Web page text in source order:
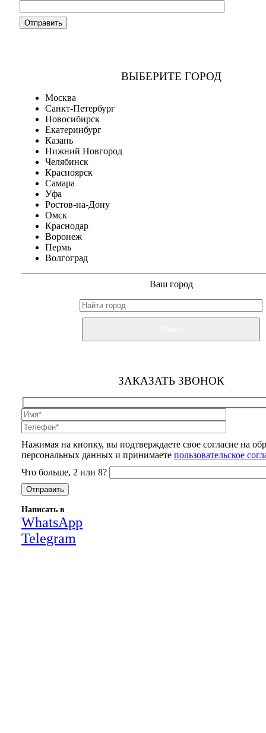
ВЫБЕРИТЕ ГОРОД
Москва
Санкт-Петербург
Новосибирск
Екатеринбург
Казань
Нижний Новгород
Челябинск
Красноярск
Самара
Уфа
Ростов-на-Дону
Омск
Краснодар
Воронеж
Пермь
Волгоград
Ваш город
ЗАКАЗАТЬ ЗВОНОК
Нажимая на кнопку, вы подтверждаете свое согласие на
персональных данных и принимаете пользовательское
Что больше, 2 или 8?
Написать в
WhatsApp
Telegram